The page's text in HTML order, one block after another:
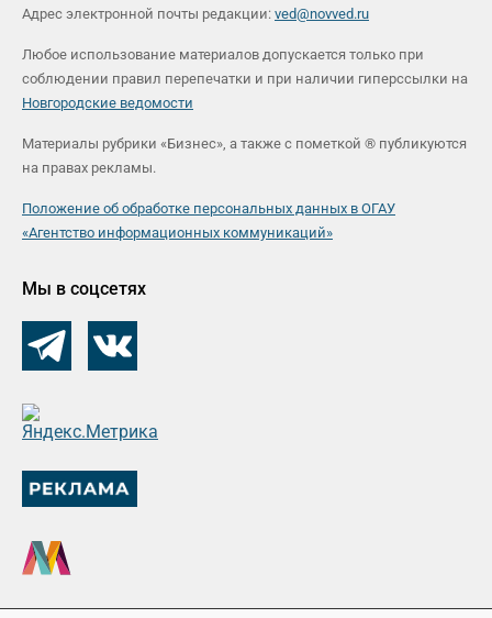
Адрес электронной почты редакции: ved@novved.ru
Любое использование материалов допускается только при
соблюдении правил перепечатки и при наличии гиперссылки на
Новгородские ведомости
Материалы рубрики «Бизнес», а также с пометкой ® публикуются
на правах рекламы.
Положение об обработке персональных данных в ОГАУ
«Агентство информационных коммуникаций»
Мы в соцсетях